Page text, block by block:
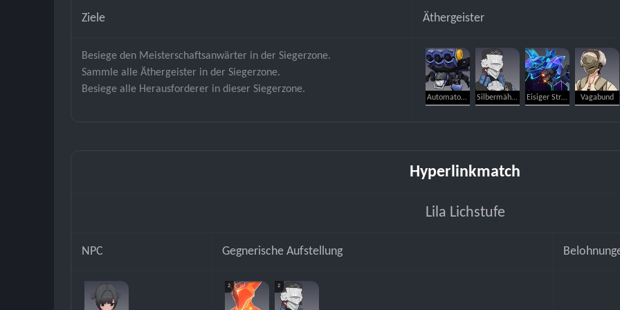
Ziele Äthergeister
Besiege den Meisterschaftsanwärter in der Siegerzone.
Sammle alle Äthergeister in der Siegerzone.
Besiege alle Herausforderer in dieser Siegerzone.
Automaton-Spinne Silbermähnen-Soldat Eisiger Streuner Vagabund
Hyperlinkmatch
Lila Lichstufe
NPC Gegnerische Aufstellung
2 2